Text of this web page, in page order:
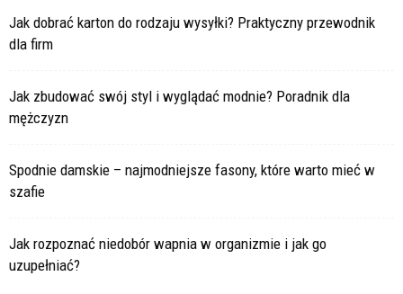
Jak dobrać karton do rodzaju wysyłki? Praktyczny przewodnik
dla firm
Jak zbudować swój styl i wyglądać modnie? Poradnik dla
mężczyzn
Spodnie damskie – najmodniejsze fasony, które warto mieć w
szafie
Jak rozpoznać niedobór wapnia w organizmie i jak go
uzupełniać?